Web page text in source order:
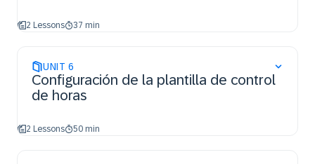
2 Lessons 37 min
UNIT 6
Configuración de la plantilla de control
de horas
2 Lessons 50 min